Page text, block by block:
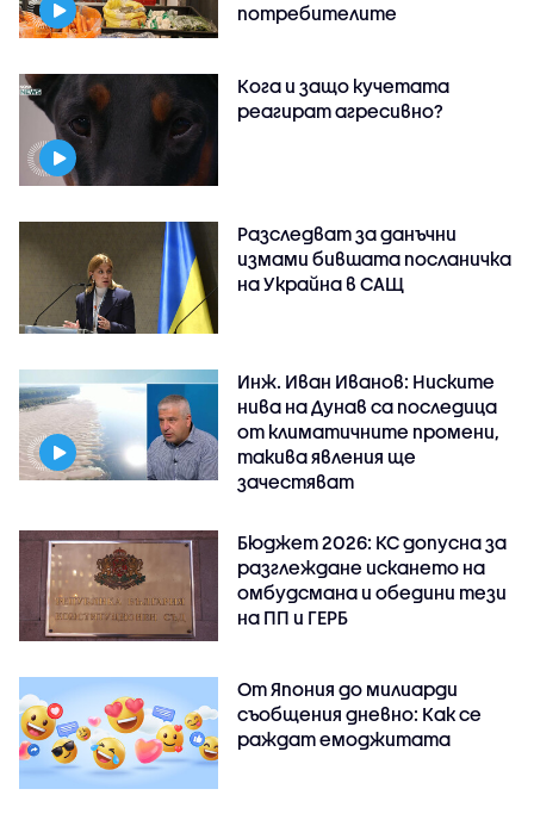
потребителите
Кога и защо кучетата
реагират агресивно?
Разследват за данъчни
измами бившата посланичка
на Украйна в САЩ
Инж. Иван Иванов: Ниските
нива на Дунав са последица
от климатичните промени,
такива явления ще
зачестяват
Бюджет 2026: КС допусна за
разглеждане искането на
омбудсмана и обедини тези
на ПП и ГЕРБ
От Япония до милиарди
съобщения дневно: Как се
раждат емоджитата